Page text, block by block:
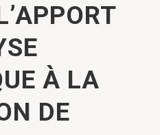
À LA
DE